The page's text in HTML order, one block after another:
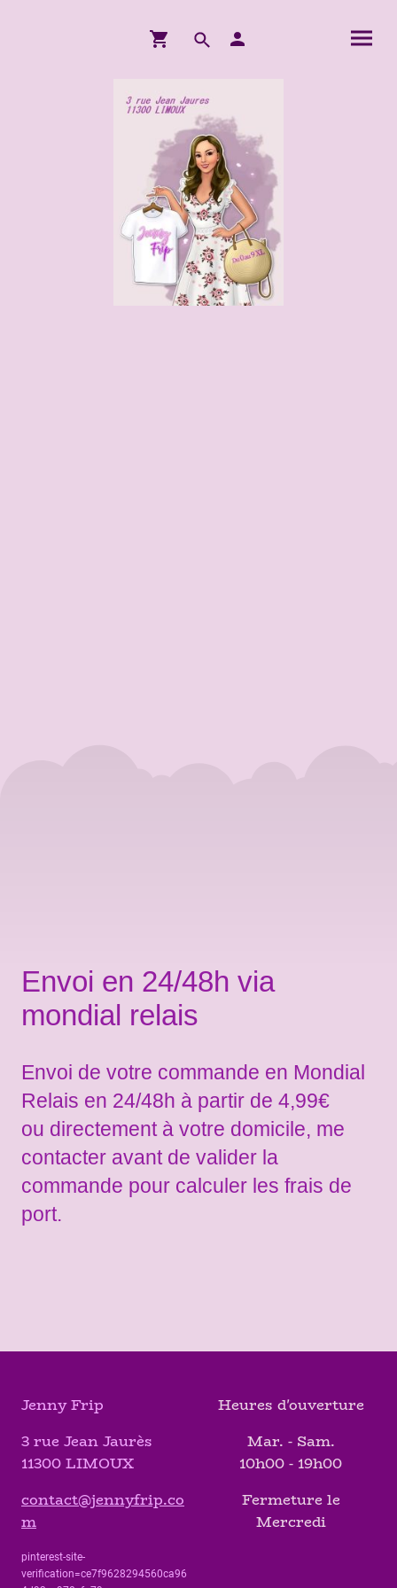
Envoi en 24/48h via
mondial relais
Envoi de votre commande en Mondial
Relais en 24/48h à partir de 4,99€
ou directement à votre domicile, me
contacter avant de valider la
commande pour calculer les frais de
port.
Jenny Frip
3 rue Jean Jaurès
11300 LIMOUX
contact@jennyfrip.co
m
pinterest-site-
verification=ce7f9628294560ca96
Heures d'ouverture
Mar. - Sam.
10h00 - 19h00
Fermeture le
Mercredi